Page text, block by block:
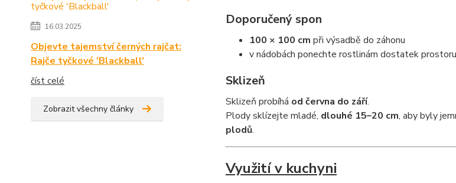
16.03.2025
Objevte tajemství černých rajčat:
Rajče tyčkové 'Blackball'
číst celé
Zobrazit všechny články
Doporučený spon
100 × 100 cm při výsadbě do záhonu
v nádobách ponechte rostlinám dostatek
Sklizeň
Sklizeň probíhá od června do září.
Plody sklízejte mladé, dlouhé 15–20 cm, aby byly
plodů.
Využití v kuchyni